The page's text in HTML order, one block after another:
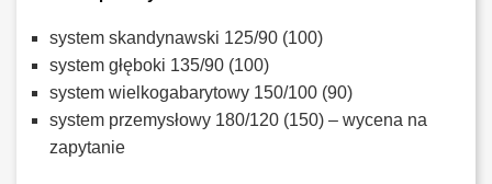
system skandynawski 125/90 (100)
system głęboki 135/90 (100)
system wielkogabarytowy 150/100 (90)
system przemysłowy 180/120 (150) – wycena na
zapytanie